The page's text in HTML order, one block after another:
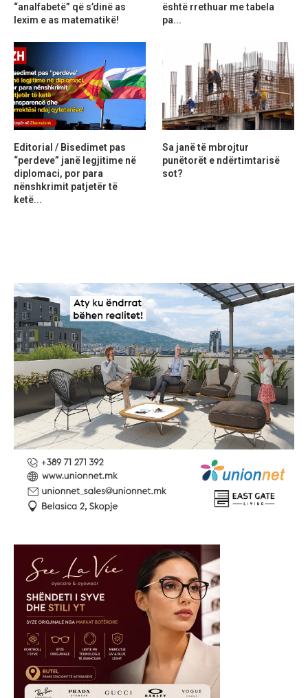
“analfabetë” që s’dinë as
lexim e as matematikë!
është rrethuar me tabela
pa...
Editorial / Bisedimet pas
“perdeve” janë legjitime në
diplomaci, por para
nënshkrimit patjetër të
ketë...
Sa janë të mbrojtur
punëtorët e ndërtimtarisë
sot?